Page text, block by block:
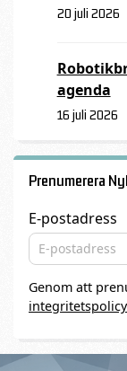
20 juli 2026
agenda
16 juli 2026
Prenumerera
E-postadress
Genom att